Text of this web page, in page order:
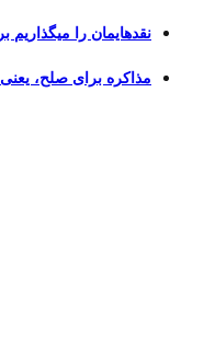
نقدهایمان را
مذاکره برای صلح،